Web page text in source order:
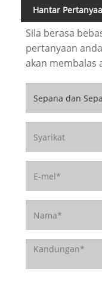
Hantar
Sila berasa
pertanyaan
akan membalas